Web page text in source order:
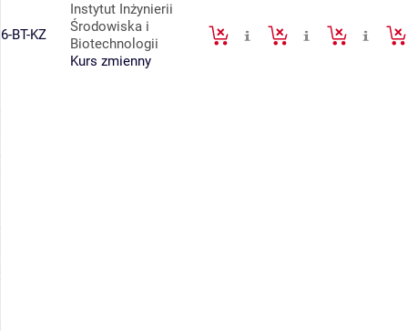
6-BT-KZ
Instytut Inżynierii
Środowiska i
Biotechnologii
Kurs zmienny